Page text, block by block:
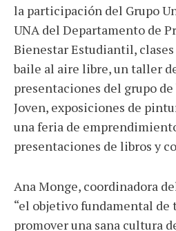
la participación del Grupo
UNA del Departamento de
Bienestar Estudiantil,
baile al aire libre, un taller
presentaciones del grupo
Joven, exposiciones de
una feria de
presentaciones de libros y
Ana Monge, coordinadora
“el objetivo fundamental de
promover una sana cultura